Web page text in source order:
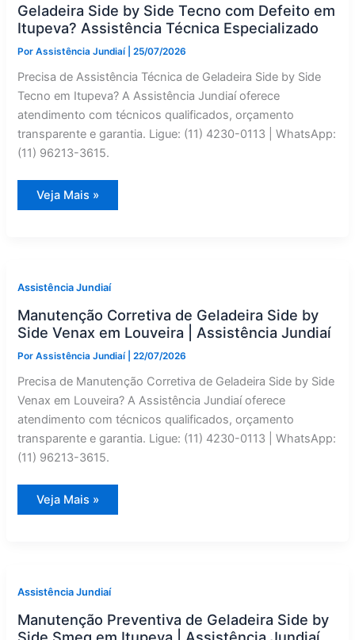
Assistência
Jundiaí
Geladeira Side by Side Tecno com Defeito em
Itupeva? Assistência Técnica Especializado
PorAssistência Jundiaí |25/07/2026
Precisa de Assistência Técnica de Geladeira Side by Side
Tecno em Itupeva? A Assistência Jundiaí oferece
atendimento com técnicos qualificados, orçamento
transparente e garantia. Ligue: (11) 4230-0113 | WhatsApp:
(11) 96213-3615.
Geladeira
Side
Itupeva?
Assistência
Especializado
Veja Mais »
Assistência Jundiaí
Manutenção Corretiva de Geladeira Side by
Side Venax em Louveira | Assistência Jundiaí
PorAssistência Jundiaí |22/07/2026
Precisa de Manutenção Corretiva de Geladeira Side by Side
Venax em Louveira? A Assistência Jundiaí oferece
atendimento com técnicos qualificados, orçamento
transparente e garantia. Ligue: (11) 4230-0113 | WhatsApp:
(11) 96213-3615.
Manutenção
Corretiva
em
Louveira
Assistência
Jundiaí
Veja Mais »
Assistência Jundiaí
Manutenção Preventiva de Geladeira Side by
Side Smeg em Itupeva | Assistência Jundiaí